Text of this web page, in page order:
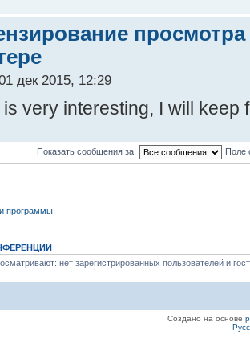
дек 2015, 12:29
very interesting, I will keep
Показать сообщения за: Поле
программы
нет зарегистрированных пользователей и
Создано на основе